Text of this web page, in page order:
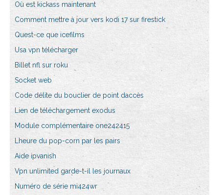
Où est kickass maintenant
Comment mettre à jour vers kodi 17 sur firestick
Quest-ce que icefilms
Usa vpn télécharger
Billet nfl sur roku
Socket web
Code délite du bouclier de point daccès
Lien de téléchargement exodus
Module complémentaire one242415
Lheure du pop-corn par les pairs
Aide ipvanish
Vpn unlimited garde-t-il les journaux
Numéro de série mi424wr